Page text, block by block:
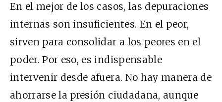
En el mejor de los casos, las depuraciones
internas son insuficientes. En el peor,
sirven para consolidar a los peores en el
poder. Por eso, es indispensable
intervenir desde afuera. No hay manera de
ahorrarse la presión ciudadana, aunque